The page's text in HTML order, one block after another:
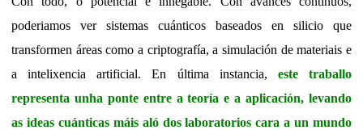
poderiamos ver sistemas cuánticos baseados en silicio que
transformen áreas como a criptografía, a simulación de materiais e
a intelixencia artificial. En última instancia, este traballo
representa unha ponte entre a teoría e a aplicación, levando
as ideas cuánticas máis aló dos laboratorios cara a un mundo